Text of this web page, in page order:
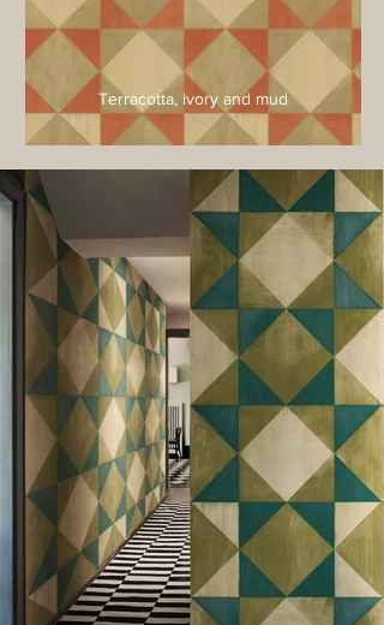
Terracotta, ivory and mud